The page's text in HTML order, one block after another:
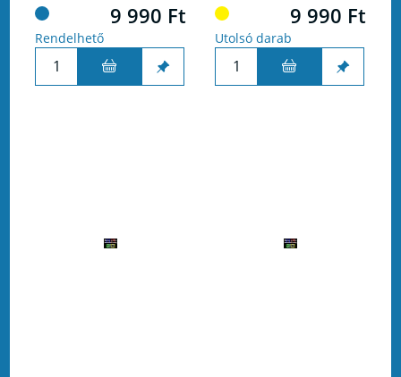
9 990 Ft
Rendelhető
9 990 Ft
Utolsó darab